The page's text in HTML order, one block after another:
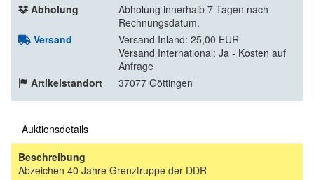
Abholung
Abholung innerhalb 7 Tagen nach
Rechnungsdatum.
Versand
Versand Inland: 25,00 EUR
Versand International: Ja - Kosten auf
Anfrage
Artikelstandort
37077 Göttingen
Auktionsdetails
Beschreibung
Abzeichen 40 Jahre Grenztruppe der DDR